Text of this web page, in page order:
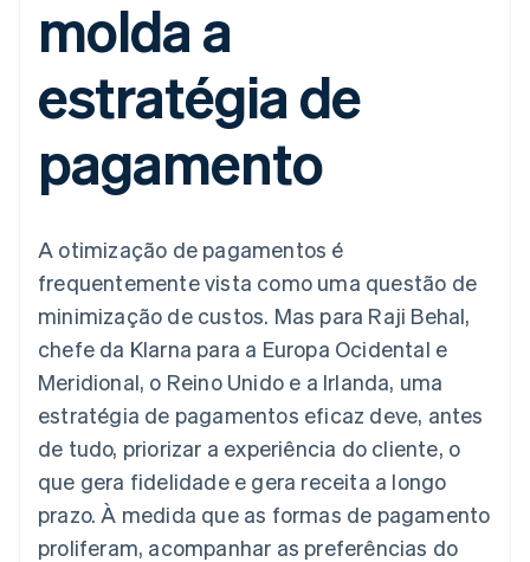
Formas de
pagamento
de 125
Terminal
presenciais
Authorization
Boost
de aceitação
Checkout
acelerado
Connections
Dados de
vinculadas
Automação
contábil
Stripe Sigma
Relatórios
personalizados
Sincronização
de dados
Mais
Product roadmap
Veja o que está chegando
Marketplaces
Gestão dos valores
Plataformas
SaaS
Por setor
Economia de criadores
Jogos
Hospitalidade, viagens
Seguros
Mídia e entretenimento
Organizações sem fins
Serviços profissionais
Setor público
Varejo
Gerenciar assinaturas
Ofereça cobrança por
uso
Emita cartões
respaldados por
stablecoins
Provisione e gerencie
serviços com agentes
Recursos
Integrações de
Exemplos de códigos
Blog de
desenvolvedores
Status da API
Plano de ação do
produto
Conferência anual das
sessões
Carreiras
Sala de imprensa
Stripe Press
Contato
Fale com a equipe de
vendas
Seja um parceiro
molda a
estratégia de
pagamento
A otimização de pagamentos é
frequentemente vista como uma questão de
minimização de custos. Mas para Raji Behal,
chefe da Klarna para a Europa Ocidental e
Meridional, o Reino Unido e a Irlanda, uma
estratégia de pagamentos eficaz deve, antes
de tudo, priorizar a experiência do cliente, o
que gera fidelidade e gera receita a longo
prazo. À medida que as formas de pagamento
proliferam, acompanhar as preferências do